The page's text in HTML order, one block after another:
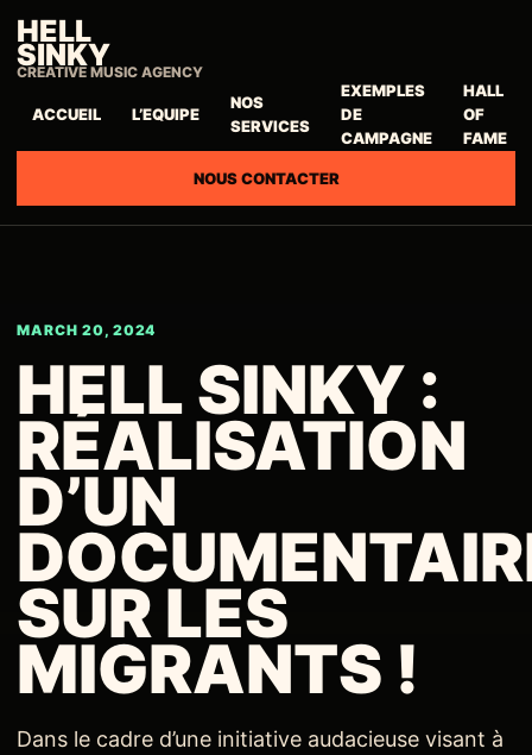
HELL
SINKY
CREATIVE MUSIC AGENCY
ACCUEIL L’EQUIPE
NOS
SERVICES
EXEMPLES
DE
CAMPAGNE
HALL
OF
FAME
NOUS CONTACTER
MARCH 20, 2024
HELL SINKY :
RÉALISATION
D’UN
SUR LES
MIGRANTS !
Dans le cadre d’une initiative audacieuse visant à